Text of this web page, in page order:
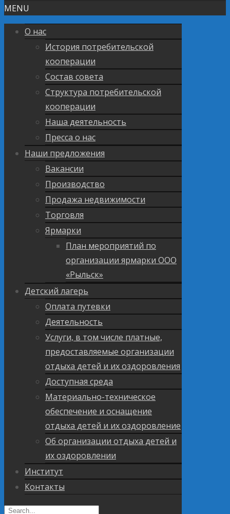
MENU
О нас
История потребительской
кооперации
Состав совета
Структура потребительской
кооперации
Наша деятельность
Пресса о нас
Наши предложения
Вакансии
Производство
Продажа недвижимости
Торговля
Ярмарки
План мероприятий по
организации ярмарки ООО
«Рыльск»
Детский лагерь
Оплата путевки
Деятельность
Услуги, в том числе платные,
предоставляемые организации
отдыха детей и их оздоровления
Доступная среда
Материально-техническое
обеспечение и оснащение
отдыха детей и их оздоровление
Об организации отдыха детей и
их оздоровлении
Институт
Контакты